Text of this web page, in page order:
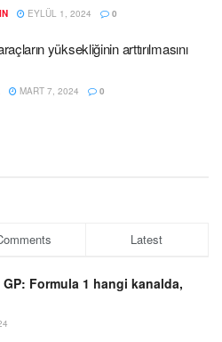
EYLÜL 1, 2024 0
yüksekliğinin arttırılmasını
MART 7, 2024 0
Latest
GP: Formula 1 hangi kanalda,